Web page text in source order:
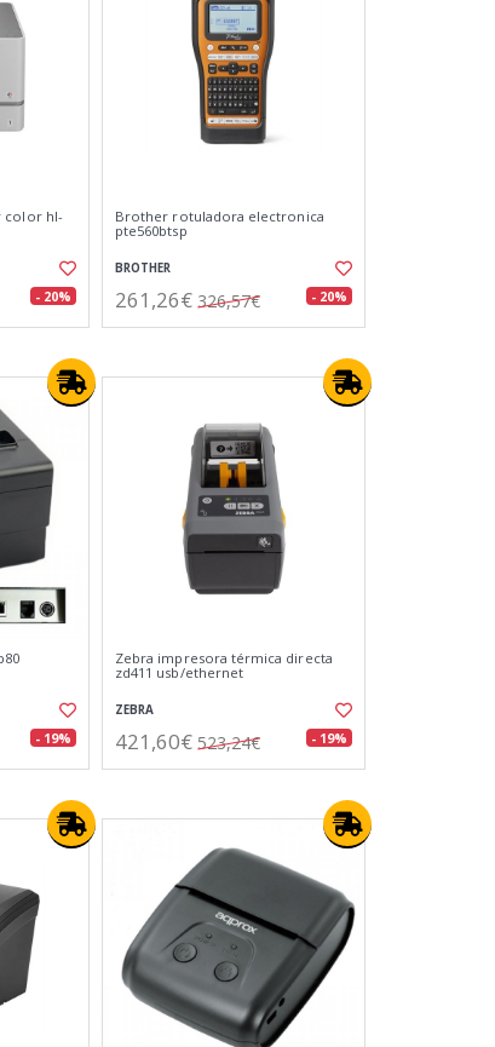
color hl-
- 20%
Brother rotuladora electronica
pte560btsp
BROTHER
261,26€ 326,57€ - 20%
- 19%
Zebra impresora térmica directa
zd411 usb/ethernet
ZEBRA
421,60€ 523,24€ - 19%